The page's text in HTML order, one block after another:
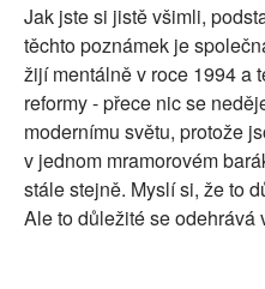
Jak jste si jistě všimli,
těchto poznámek je
žijí mentálně v roce 1994 a
reformy - přece nic se
modernímu světu, protože
v jednom mramorovém
stále stejně. Myslí si, že to
Ale to důležité se odehrává